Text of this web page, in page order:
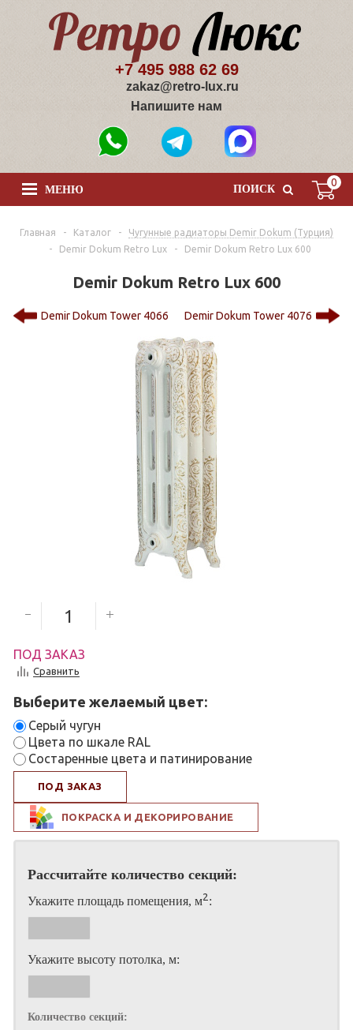
+7 495 988 62 69
zakaz@retro-lux.ru
Напишите нам
0
ПОИСК
МЕНЮ
Главная - Каталог -
Чугунные радиаторы Demir Dokum (Турция)
-
Demir Dokum Retro Lux - Demir Dokum Retro Lux 600
Demir Dokum Retro Lux 600
Demir Dokum Tower 4066 Demir Dokum Tower 4076
ПОД ЗАКАЗ
Сравнить
Выберите желаемый цвет:
Серый чугун
Цвета по шкале RAL
Состаренные цвета и патинирование
ПОД ЗАКАЗ
ПОКРАСКА И ДЕКОРИРОВАНИЕ
Рассчитайте количество секций:
Укажите площадь помещения, м2 :
Укажите высоту потолка, м:
Количество секций: